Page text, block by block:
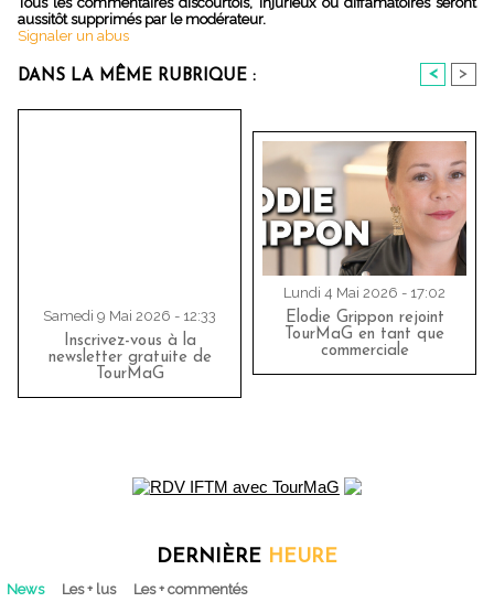
aussitôt supprimés par le modérateur.
Signaler un abus
DANS LA MÊME RUBRIQUE : < >
Samedi 9 Mai 2026 - 12:33
Inscrivez-vous à la
newsletter gratuite de
TourMaG
Lundi 4 Mai 2026 - 17:02
Elodie Grippon rejoint
TourMaG en tant que
commerciale
DERNIÈRE HEURE
News Les + lus Les + commentés